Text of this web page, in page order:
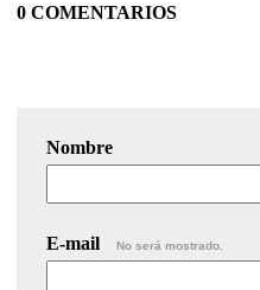
0 COMENTARIOS
Nombre
E-mail No será mostrado.